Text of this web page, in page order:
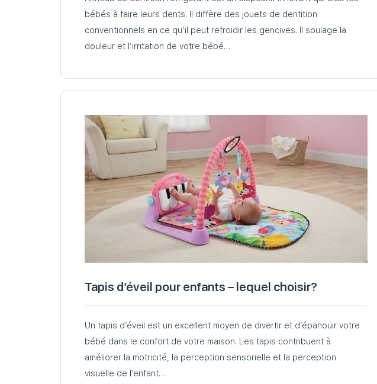
bébés à faire leurs dents. Il diffère des jouets de dentition
conventionnels en ce qu’il peut refroidir les gencives. Il soulage la
douleur et l’irritation de votre bébé…
Tapis d’éveil pour enfants – lequel choisir?
Un tapis d’éveil est un excellent moyen de divertir et d’épanouir votre
bébé dans le confort de votre maison. Les tapis contribuent à
améliorer la motricité, la perception sensorielle et la perception
visuelle de l’enfant…